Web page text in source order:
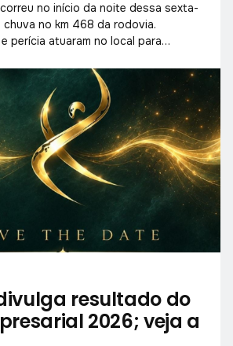
no início da noite dessa sexta-
no km 468 da rodovia.
perícia atuaram no local para
resultado do
2026; veja a